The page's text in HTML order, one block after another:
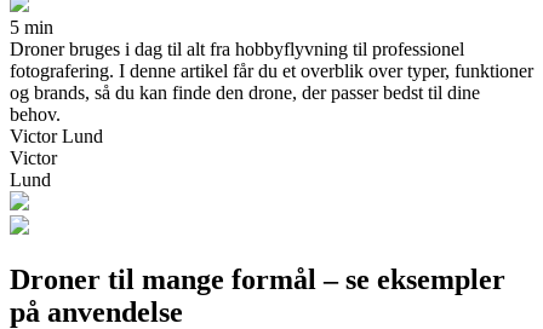
5 min
Droner bruges i dag til alt fra hobbyflyvning til professionel
fotografering. I denne artikel får du et overblik over typer, funktioner
og brands, så du kan finde den drone, der passer bedst til dine
behov.
Victor Lund
Victor
Lund
Droner til mange formål – se eksempler
på anvendelse